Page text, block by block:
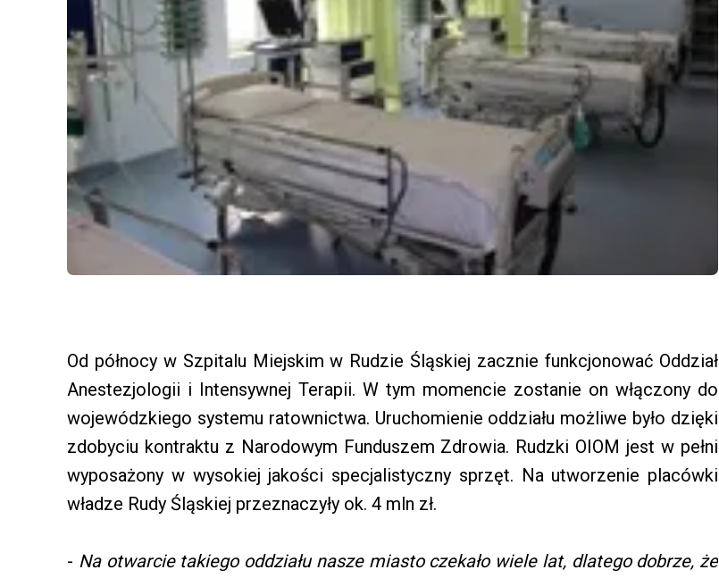
Od północy w Szpitalu Miejskim w Rudzie Śląskiej zacznie funkcjonować Oddział
Anestezjologii i Intensywnej Terapii. W tym momencie zostanie on włączony do
wojewódzkiego systemu ratownictwa. Uruchomienie oddziału możliwe było dzięki
zdobyciu kontraktu z Narodowym Funduszem Zdrowia. Rudzki OIOM jest w pełni
wyposażony w wysokiej jakości specjalistyczny sprzęt. Na utworzenie placówki
władze Rudy Śląskiej przeznaczyły ok. 4 mln zł.
- Na otwarcie takiego oddziału nasze miasto czekało wiele lat, dlatego dobrze, że